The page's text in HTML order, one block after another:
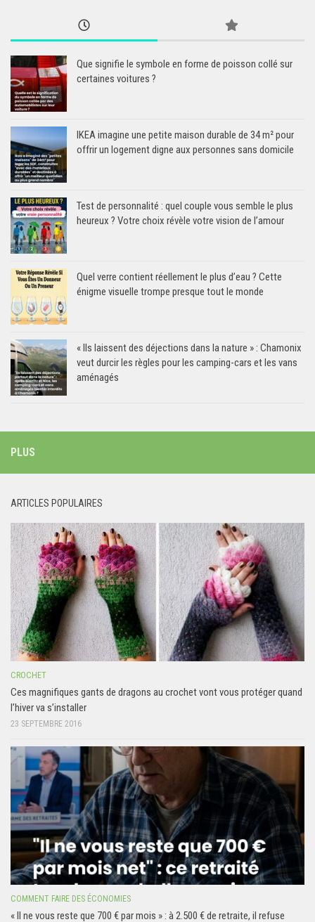
Que signifie le symbole en forme de poisson collé sur
certaines voitures ?
IKEA imagine une petite maison durable de 34 m² pour
offrir un logement digne aux personnes sans domicile
Test de personnalité : quel couple vous semble le plus
heureux ? Votre choix révèle votre vision de l’amour
Quel verre contient réellement le plus d’eau ? Cette
énigme visuelle trompe presque tout le monde
« Ils laissent des déjections dans la nature » : Chamonix
veut durcir les règles pour les camping-cars et les vans
aménagés
PLUS
ARTICLES POPULAIRES
CROCHET
Ces magnifiques gants de dragons au crochet vont vous protéger quand
l’hiver va s’installer
23 SEPTEMBRE 2016
COMMENT FAIRE DES ÉCONOMIES
« Il ne vous reste que 700 € par mois » : à 2.500 € de retraite, il refuse